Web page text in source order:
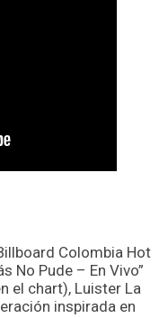
Colombia Hot
No Pude – En Vivo”
el chart), Luister La
inspirada en